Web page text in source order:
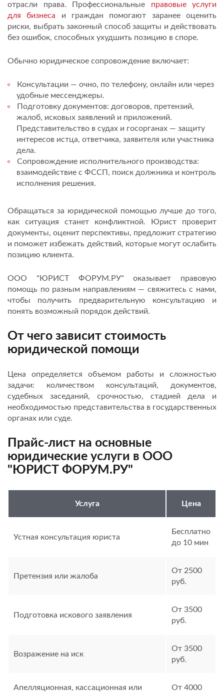
отрасли права. Профессиональные правовые услуги
для бизнеса и граждан помогают заранее оценить
риски, выбрать законный способ защиты и действовать
без ошибок, способных ухудшить позицию в споре.
Обычно юридическое сопровождение включает:
Консультации — очно, по телефону, онлайн или через
удобные мессенджеры.
Подготовку документов: договоров, претензий,
жалоб, исковых заявлений и приложений.
Представительство в судах и госорганах — защиту
интересов истца, ответчика, заявителя или участника
дела.
Сопровождение исполнительного производства:
взаимодействие с ФССП, поиск должника и контроль
исполнения решения.
Обращаться за юридической помощью лучше до того,
как ситуация станет конфликтной. Юрист проверит
документы, оценит перспективы, предложит стратегию
и поможет избежать действий, которые могут ослабить
позицию клиента.
ООО "ЮРИСТ ФОРУМ.РУ" оказывает правовую
помощь по разным направлениям — свяжитесь с нами,
чтобы получить предварительную консультацию и
понять возможный порядок действий.
От чего зависит стоимость
юридической помощи
Цена определяется объемом работы и сложностью
задачи: количеством консультаций, документов,
судебных заседаний, срочностью, стадией дела и
необходимостью представительства в государственных
органах или суде.
Прайс-лист на основные
юридические услуги в ООО
"ЮРИСТ ФОРУМ.РУ"
Услуга Цена
Устная консультация юриста
Бесплатно
до 10 мин
Претензия или жалоба
От 2500
руб.
Подготовка искового заявления
От 3500
руб.
Возражение на иск
От 3500
руб.
Апелляционная, кассационная или
От 4000